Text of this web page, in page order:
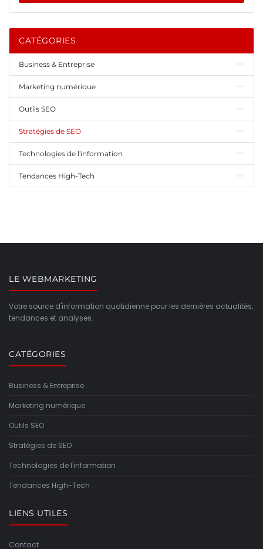
CATÉGORIES
Business & Entreprise
Marketing numérique
Outils SEO
Stratégies de SEO
Technologies de l'information
Tendances High-Tech
LE WEBMARKETING
Votre source d'information quotidienne pour les dernières actualités,
tendances et analyses.
CATÉGORIES
Business & Entreprise
Marketing numérique
Outils SEO
Stratégies de SEO
Technologies de l'information
Tendances High-Tech
LIENS UTILES
Contact